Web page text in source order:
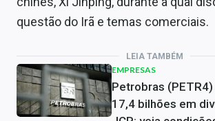
questão do Irã e temas comerciais.
LEIA TAMBÉM
EMPRESAS
Petrobras (PETR4)
17,4 bilhões em